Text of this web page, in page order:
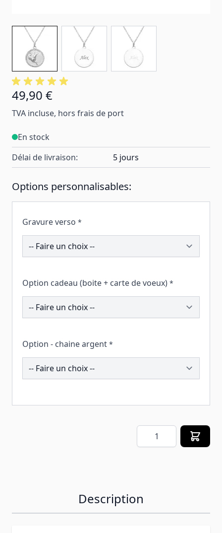
49,90 €
TVA incluse, hors frais de port
En stock
Délai de livraison:
5 jours
Options personnalisables:
Gravure verso *
207291
Option cadeau (boite + carte de voeux) *
260344
Option - chaine argent *
207384
Quantité
Description